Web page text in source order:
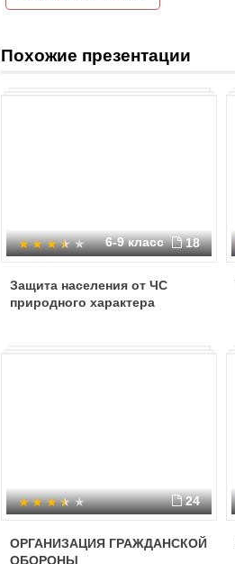
Похожие презентации
6-9 класс 18
Защита населения от ЧС
природного характера
24
ОРГАНИЗАЦИЯ ГРАЖДАНСКОЙ
ОБОРОНЫ